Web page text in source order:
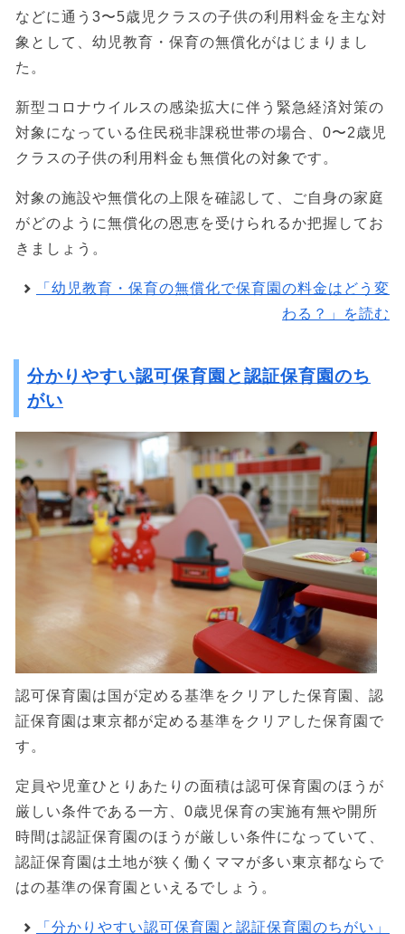
などに通う3〜5歳児クラスの子供の利用料金を主な対
象として、幼児教育・保育の無償化がはじまりまし
た。
新型コロナウイルスの感染拡大に伴う緊急経済対策の
対象になっている住民税非課税世帯の場合、0〜2歳児
クラスの子供の利用料金も無償化の対象です。
対象の施設や無償化の上限を確認して、ご自身の家庭
がどのように無償化の恩恵を受けられるか把握してお
きましょう。
「幼児教育・保育の無償化で保育園の料金はどう変
わる？」を読む
分かりやすい認可保育園と認証保育園のち
がい
認可保育園は国が定める基準をクリアした保育園、認
証保育園は東京都が定める基準をクリアした保育園で
す。
定員や児童ひとりあたりの面積は認可保育園のほうが
厳しい条件である一方、0歳児保育の実施有無や開所
時間は認証保育園のほうが厳しい条件になっていて、
認証保育園は土地が狭く働くママが多い東京都ならで
はの基準の保育園といえるでしょう。
「分かりやすい認可保育園と認証保育園のちがい」